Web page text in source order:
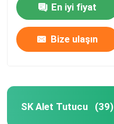
En iyi fiyat
Bize ulaşın
SK Alet Tutucu (39)